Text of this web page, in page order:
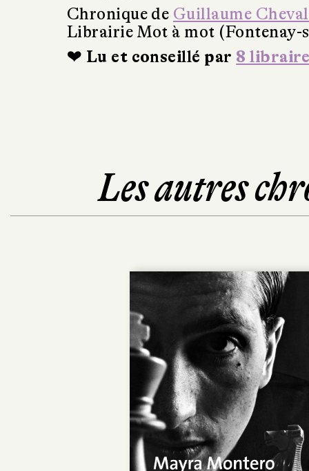
Chronique de Guillaume
Librairie Mot à mot (Fontenay-
❤ Lu et conseillé par 8
Les autres